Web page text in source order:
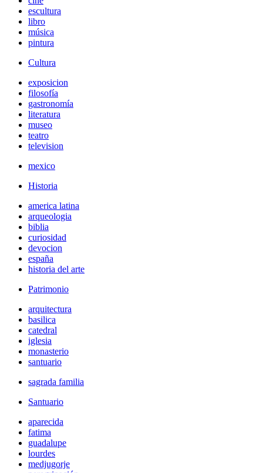
escultura
libro
música
pintura
Cultura
exposicion
filosofía
gastronomía
literatura
museo
teatro
television
mexico
Historia
america latina
arqueologia
biblia
curiosidad
devocion
españa
historia del arte
Patrimonio
arquitectura
basilica
catedral
iglesia
monasterio
santuario
sagrada familia
Santuario
aparecida
fatima
guadalupe
lourdes
medjugorje